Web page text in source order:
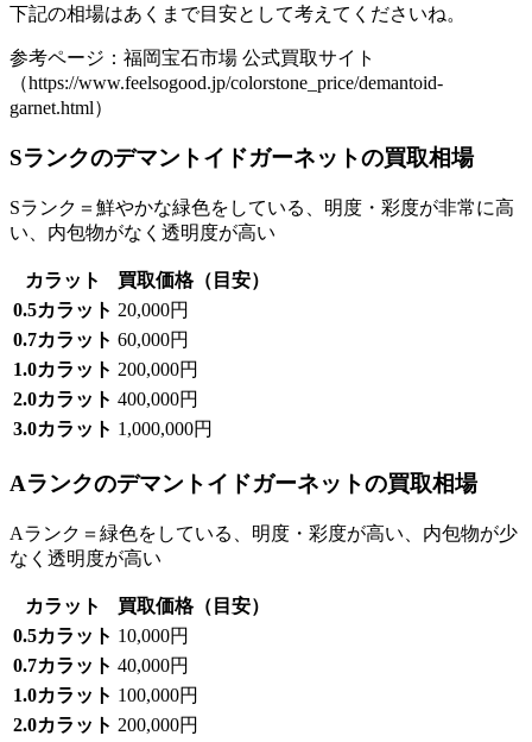
下記の相場はあくまで目安として考えてくださいね。
参考ページ：福岡宝石市場 公式買取サイト
（https://www.feelsogood.jp/colorstone_price/demantoid-
garnet.html）
Sランクのデマントイドガーネットの買取相場
Sランク＝鮮やかな緑色をしている、明度・彩度が非常に高
い、内包物がなく透明度が高い
カラット
買取価格（目安）
0.5カラット 20,000円
0.7カラット 60,000円
1.0カラット 200,000円
2.0カラット 400,000円
3.0カラット 1,000,000円
Aランクのデマントイドガーネットの買取相場
Aランク＝緑色をしている、明度・彩度が高い、内包物が少
なく透明度が高い
カラット
買取価格（目安）
0.5カラット 10,000円
0.7カラット 40,000円
1.0カラット 100,000円
2.0カラット 200,000円